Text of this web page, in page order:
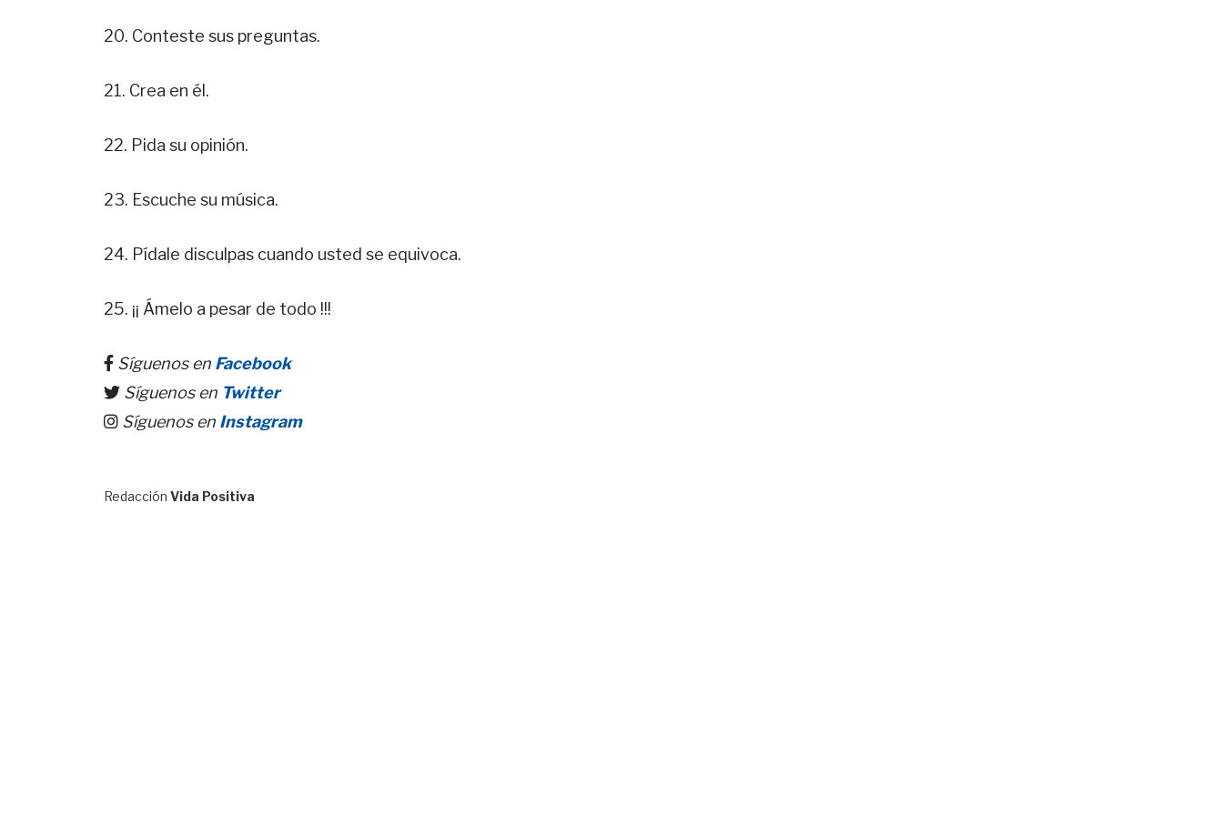
20. Conteste sus preguntas.
21. Crea en él.
22. Pida su opinión.
23. Escuche su música.
24. Pídale disculpas cuando usted se equivoca.
25. ¡¡ Ámelo a pesar de todo !!!
Síguenos en Facebook
Síguenos en Twitter
Síguenos en Instagram
Redacción Vida Positiva